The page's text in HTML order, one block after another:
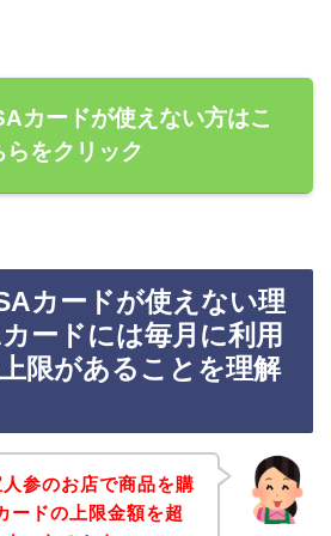
カードが使えない方はこ
らをクリック
カードが使えない理
ードには毎月に利用
限があることを理解
参のお店で商品を購
ードの上限金額を超